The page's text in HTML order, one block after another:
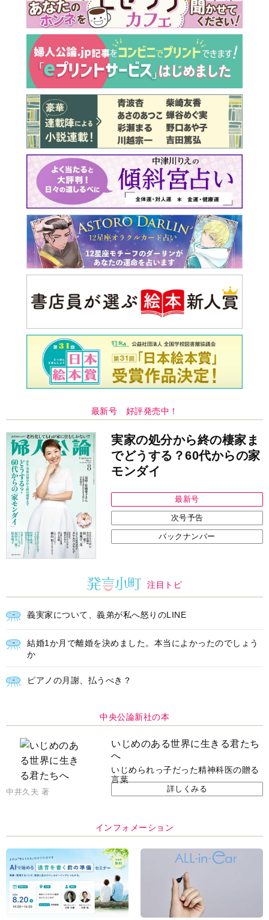
最新号 好評発売中！
実家の処分から終の棲家ま
でどうする？60代からの家
モンダイ
最新号
次号予告
バックナンバー
注目トピ
義実家について、義弟が私へ怒りのLINE
結婚1か月で離婚を決めました。本当によかったのでしょう
か
ピアノの月謝、払うべき？
中央公論新社の本
いじめのある世界に生きる君たち
へ
いじめられっ子だった精神科医の贈る
言葉
中井久夫 著 詳しくみる
インフォメーション